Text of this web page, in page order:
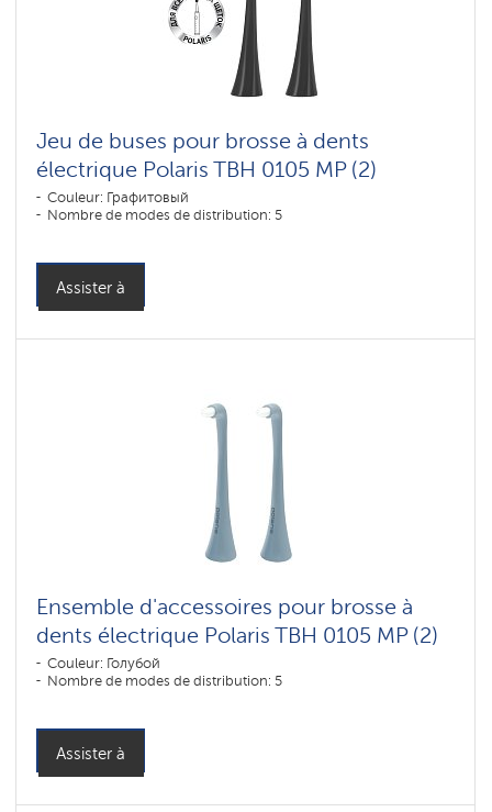
Jeu de buses pour brosse à dents
électrique Polaris TBH 0105 MP (2)
Couleur: Графитовый
Nombre de modes de distribution: 5
Assister à
Ensemble d'accessoires pour brosse à
dents électrique Polaris TBH 0105 MP (2)
Couleur: Голубой
Nombre de modes de distribution: 5
Assister à